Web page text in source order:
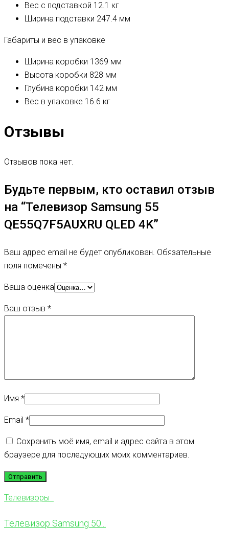
Вес с подставкой 12.1 кг
Ширина подставки 247.4 мм
Габариты и вес в упаковке
Ширина коробки 1369 мм
Высота коробки 828 мм
Глубина коробки 142 мм
Вес в упаковке 16.6 кг
Отзывы
Отзывов пока нет.
Будьте первым, кто оставил отзыв
на “Телевизор Samsung 55
QE55Q7F5AUXRU QLED 4K”
Ваш адрес email не будет опубликован. Обязательные
поля помечены *
Ваша оценка
Ваш отзыв *
Имя *
Email *
Сохранить моё имя, email и адрес сайта в этом
браузере для последующих моих комментариев.
Телевизоры
Телевизор Samsung 50...